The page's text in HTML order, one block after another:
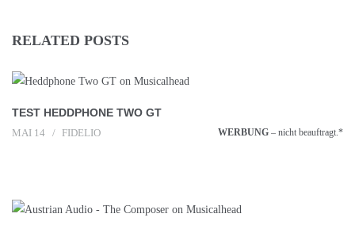
RELATED POSTS
TEST HEDDPHONE TWO GT
WERBUNG – nicht beauftragt.*
MAI 14 FIDELIO